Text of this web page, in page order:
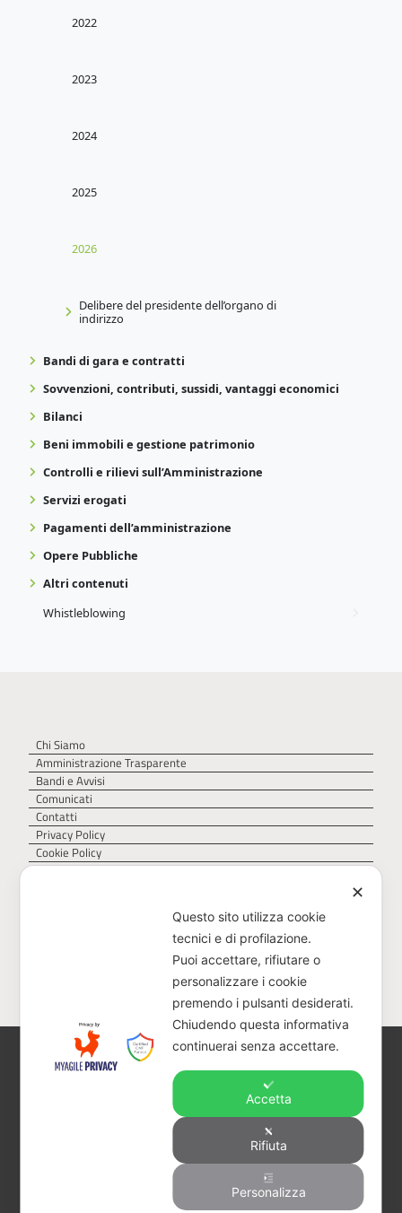
2022
2023
2024
2025
2026
Delibere del presidente dell’organo di
indirizzo
Bandi di gara e contratti
Sovvenzioni, contributi, sussidi, vantaggi economici
Bilanci
Beni immobili e gestione patrimonio
Controlli e rilievi sull’Amministrazione
Servizi erogati
Pagamenti dell’amministrazione
Opere Pubbliche
Altri contenuti
Whistleblowing
Chi Siamo
Amministrazione Trasparente
Bandi e Avvisi
Comunicati
Contatti
Privacy Policy
Cookie Policy
AGER – Agenzia Territoriale della Regione Puglia
per il servizio di gestione dei rifiuti – Via Delle
Magnolie 6/8, 70026 Z.I. Modugno (BA)
CF 93473040728 – PEC:
protocollo@pec.ager.puglia.it – TEL: 0805407750
Visitatori totali:
✕
Questo sito utilizza cookie
tecnici e di profilazione.
Puoi accettare, rifiutare o
personalizzare i cookie
premendo i pulsanti desiderati.
Chiudendo questa informativa
continuerai senza accettare.
Accetta
Rifiuta
Personalizza